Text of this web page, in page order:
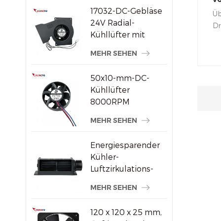
17032-DC-Gebläse
24V Radial-
Kühllüfter mit
Druck
MEHR SEHEN
50x10-mm-DC-
Kühllüfter
8000RPM
Bürstenloser
kleine
elektronische
Geräte
MEHR SEHEN
Energiesparender
Kühler-
Luftzirkulations-
aus Kunststoff
MEHR SEHEN
120 x 120 x 25 mm,